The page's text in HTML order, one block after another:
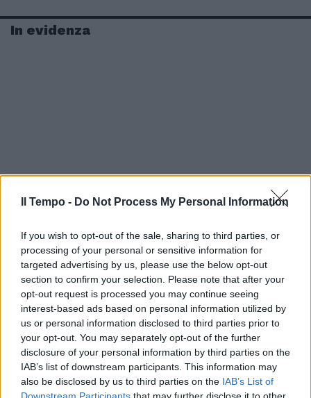
Il Tempo - Do Not Process My Personal Information
If you wish to opt-out of the sale, sharing to third parties, or
processing of your personal or sensitive information for
targeted advertising by us, please use the below opt-out
section to confirm your selection. Please note that after your
opt-out request is processed you may continue seeing
interest-based ads based on personal information utilized by
us or personal information disclosed to third parties prior to
your opt-out. You may separately opt-out of the further
disclosure of your personal information by third parties on the
IAB’s list of downstream participants. This information may
also be disclosed by us to third parties on the IAB’s List of
In evidenza